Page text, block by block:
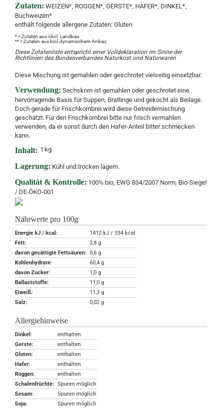
Zutaten: WEIZEN*, ROGGEN*, GERSTE*, HAFER*, DINKEL*,
Buchweizen*
enthält folgende allergene Zutaten: Gluten
* = Zutaten aus ökol. Landbau
** = Zutaten aus biol.dynamischem Anbau
Diese Zutatenliste entspricht einer Volldeklaration im Sinne der
Richtlinien des Bundesverbandes Naturkost und Naturwaren
Diese Mischung ist gemahlen oder geschrotet vielseitig einsetzbar.
Verwendung: Sechskorn ist gemahlen oder geschrotet eine
hervorragende Basis für Suppen, Bratlinge und gekocht als Beilage.
Doch gerade für Frischkornbrei wird diese Getreidemischung
geschätzt. Für den Frischkornbrei bitte nur frisch vermahlen
verwenden, da er sonst durch den Hafer-Anteil bitter schmecken
kann.
Inhalt: 1 kg
Lagerung: Kühl und trocken lagern.
Qualität & Kontrolle: 100% bio, EWG 834/2007 Norm, Bio-Siegel
/ DE-ÖKO-001
Nährwerte pro 100g
Energie kJ / kcal:
1412 kJ / 334 kcal
Fett:
2,8 g
davon gesättigte Fettsäuren: 0,6 g
Kohlenhydrate:
60,4 g
davon Zucker:
1,0 g
Ballaststoffe:
11,0 g
Eiweiß:
11,3 g
Salz:
0,02 g
Allergiehinweise
Dinkel:
enthalten
Gerste:
enthalten
Gluten:
enthalten
Hafer:
enthalten
Roggen:
enthalten
Schalenfrüchte: Spuren möglich
Sesam:
Spuren möglich
Soja:
Spuren möglich